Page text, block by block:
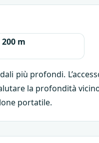
m
più profondi.
la profondità
portatile.